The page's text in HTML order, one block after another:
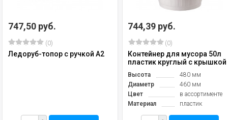
747,50 руб.
(0)
Ледоруб-топор с ручкой А2
744,39 руб.
(0)
Контейнер для мусора 50л
пластик круглый с крышкой
Высота
480 мм
Диаметр
460 мм
Цвет
в ассортименте
Материал
пластик